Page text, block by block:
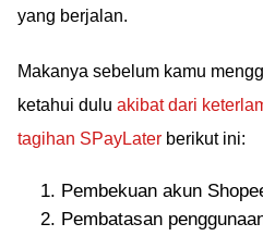
yang berjalan.
Makanya sebelum kamu
ketahui dulu akibat dari
tagihan SPayLater berikut ini:
Pembekuan akun
Pembatasan